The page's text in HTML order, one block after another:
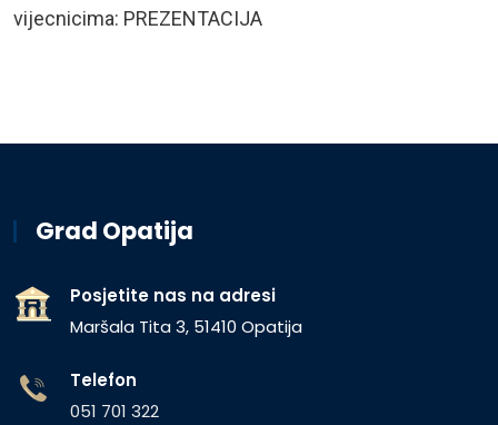
vijecnicima: PREZENTACIJA
Grad Opatija
Posjetite nas na adresi
Maršala Tita 3, 51410 Opatija
Telefon
051 701 322